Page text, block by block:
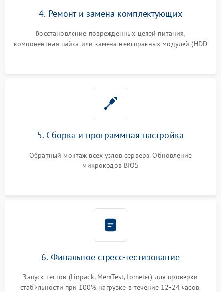
4. Ремонт и замена комплектующих
Восстановление поврежденных цепей питания,
компонентная пайка или замена неисправных модулей (HDD
5. Сборка и программная настройка
Обратный монтаж всех узлов сервера. Обновление
микрокодов BIOS
6. Финальное стресс-тестирование
Запуск тестов (Linpack, MemTest, Iometer) для проверки
стабильности при 100% нагрузке в течение 12-24 часов.